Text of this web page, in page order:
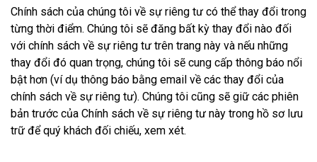
Chính sách của chúng tôi về sự riêng tư có thể thay đổi trong
từng thời điểm. Chúng tôi sẽ đăng bất kỳ thay đổi nào đối
với chính sách về sự riêng tư trên trang này và nếu những
thay đổi đó quan trọng, chúng tôi sẽ cung cấp thông báo nổi
bật hơn (ví dụ thông báo bằng email về các thay đổi của
chính sách về sự riêng tư). Chúng tôi cũng sẽ giữ các phiên
bản trước của Chính sách về sự riêng tư này trong hồ sơ lưu
trữ để quý khách đối chiếu, xem xét.